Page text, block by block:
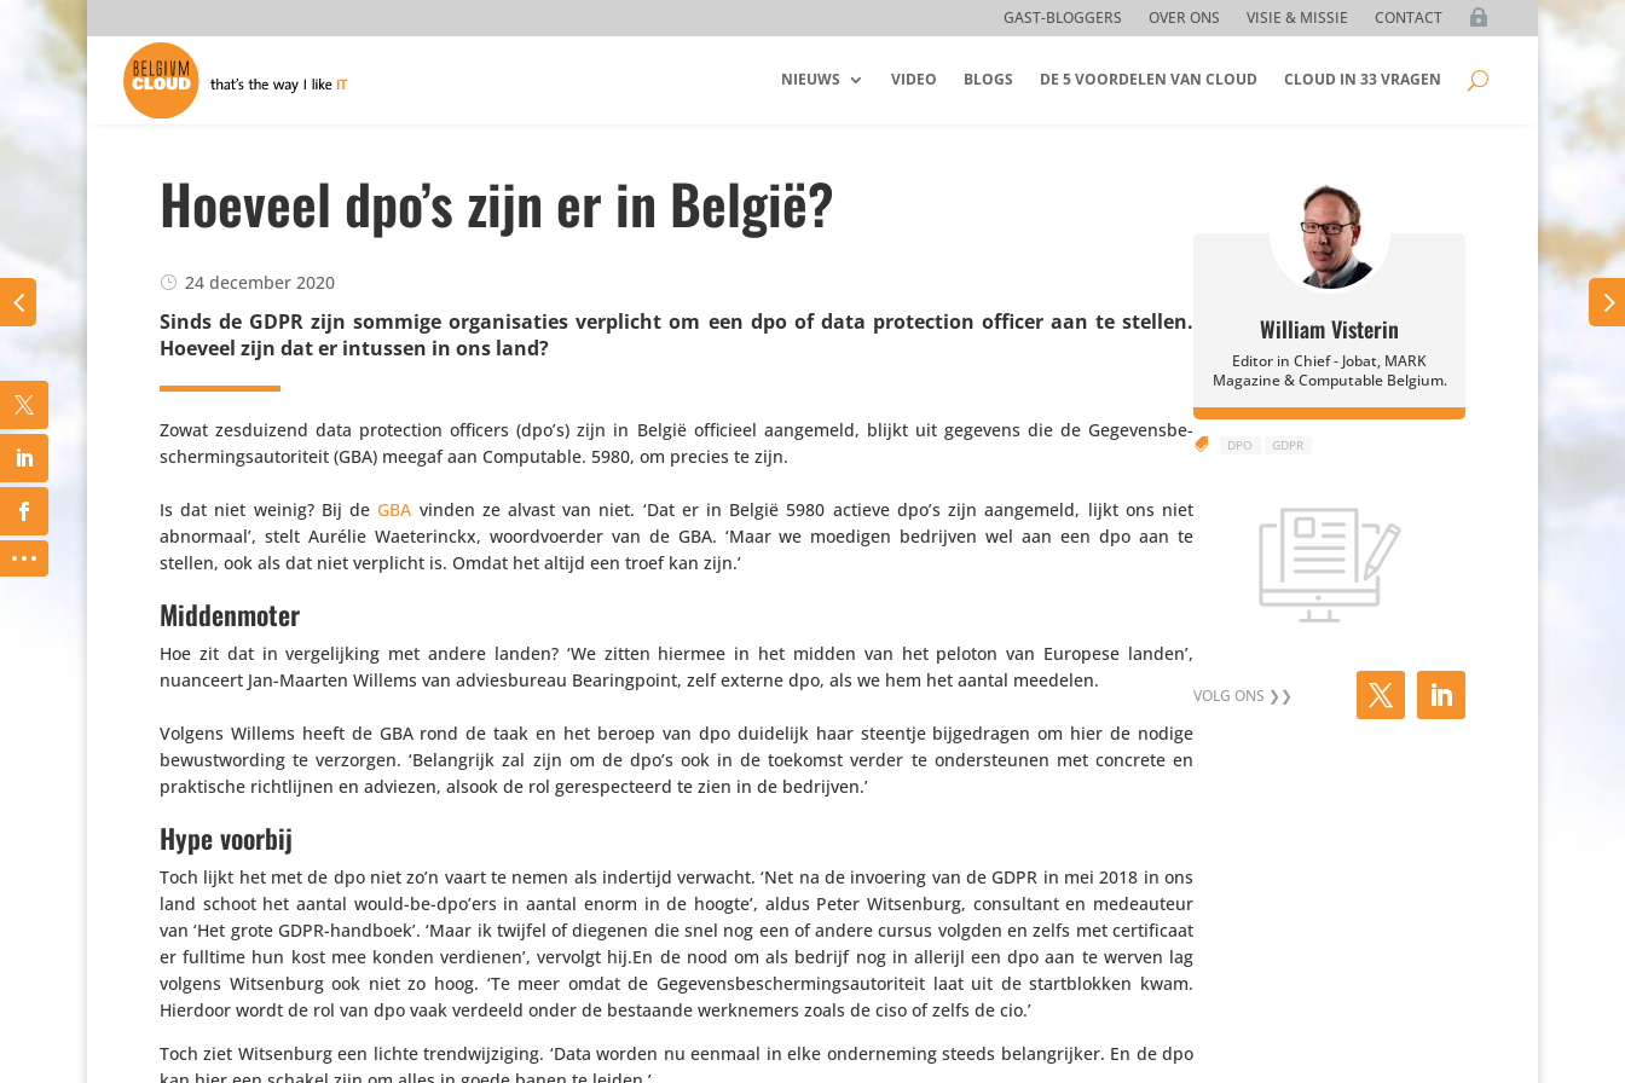
GAST-BLOGGERS OVER ONS VISIE & MISSIE CONTACT
NIEUWS VIDEO BLOGS DE 5 VOORDELEN VAN CLOUD CLOUD IN 33 VRAGEN
Hoeveel dpo’s zijn er in België?
24 december 2020
Sinds de GDPR zijn sommige orga­ni­sa­ties verplicht om een dpo of data protec­tion officer aan te stellen.
Hoeveel zijn dat er intussen in ons land?
Zowat zesdui­zend data protec­tion officers (dpo’s) zijn in België officieel aangemeld, blijkt uit gegevens die de Gege­vens­be­
scher­mings­au­to­ri­teit (GBA) meegaf aan Compu­table. 5980, om precies te zijn.
Is dat niet weinig? Bij deGBA vinden ze alvast van niet. ‘Dat er in België 5980 actieve dpo’s zijn aangemeld, lijkt ons niet
abnormaal’, stelt Aurélie Waete­rinckx, woord­voerder van de GBA. ‘Maar we moedigen bedrijven wel aan een dpo aan te
stellen, ook als dat niet verplicht is. Omdat het altijd een troef kan zijn.’
Middenmoter
Hoe zit dat in verge­lij­king met andere landen? ‘We zitten hiermee in het midden van het peloton van Europese landen’,
nuanceert Jan-Maarten Willems van advies­bu­reau Bearing­point, zelf externe dpo, als we hem het aantal meedelen.
Volgens Willems heeft de GBA rond de taak en het beroep van dpo duidelijk haar steentje bijge­dragen om hier de nodige
bewust­wor­ding te verzorgen. ‘Belang­rijk zal zijn om de dpo’s ook in de toekomst verder te onder­steunen met concrete en
prak­ti­sche richt­lijnen en adviezen, alsook de rol geres­pec­teerd te zien in de bedrijven.’
Hype voorbij
Toch lijkt het met de dpo niet zo’n vaart te nemen als indertijd verwacht. ‘Net na de invoering van de GDPR in mei 2018 in ons
land schoot het aantal would-be-dpo’ers in aantal enorm in de hoogte’, aldus Peter Witsen­burg, consul­tant en mede­au­teur
van ‘Het grote GDPR-handboek’. ‘Maar ik twijfel of diegenen die snel nog een of andere cursus volgden en zelfs met certi­fi­caat
er fulltime hun kost mee konden verdienen’, vervolgt hij.En de nood om als bedrijf nog in allerijl een dpo aan te werven lag
volgens Witsen­burg ook niet zo hoog. ‘Te meer omdat de Gege­vens­be­scher­mings­au­to­ri­teit laat uit de start­blokken kwam.
Hierdoor wordt de rol van dpo vaak verdeeld onder de bestaande werk­ne­mers zoals de ciso of zelfs de cio.’
Toch ziet Witsen­burg een lichte trend­wij­zi­ging. ‘Data worden nu eenmaal in elke onder­ne­ming steeds belang­rijker. En de dpo
William Visterin
Editor in Chief - Jobat, MARK
Magazine & Computable Belgium.
 DPO GDPR